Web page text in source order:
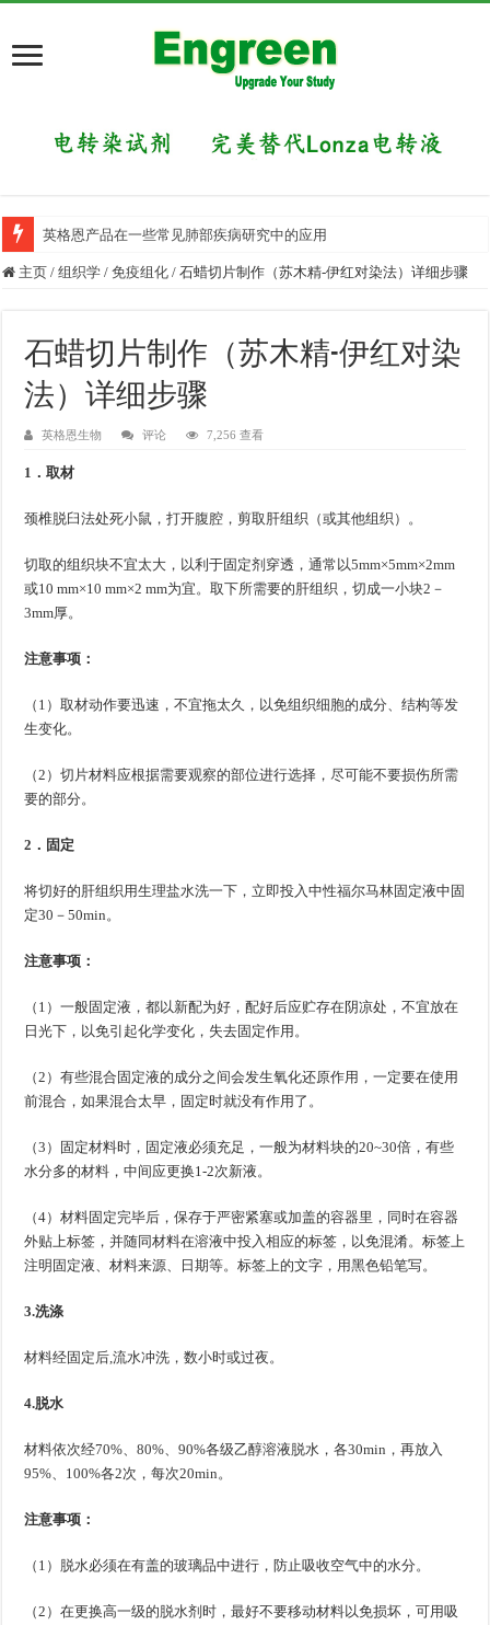
英格恩产品在一些常见肺部疾病研究中的应用
主页 / 组织学 / 免疫组化 / 石蜡切片制作（苏木精-伊红对染法）详细步骤
石蜡切片制作（苏木精-伊红对染
法）详细步骤
英格恩生物 评论 7,256 查看
1．取材
颈椎脱臼法处死小鼠，打开腹腔，剪取肝组织（或其他组织）。
切取的组织块不宜太大，以利于固定剂穿透，通常以5mm×5mm×2mm
或10 mm×10 mm×2 mm为宜。取下所需要的肝组织，切成一小块2－
3mm厚。
注意事项：
（1）取材动作要迅速，不宜拖太久，以免组织细胞的成分、结构等发
生变化。
（2）切片材料应根据需要观察的部位进行选择，尽可能不要损伤所需
要的部分。
2．固定
将切好的肝组织用生理盐水洗一下，立即投入中性福尔马林固定液中固
定30－50min。
注意事项：
（1）一般固定液，都以新配为好，配好后应贮存在阴凉处，不宜放在
日光下，以免引起化学变化，失去固定作用。
（2）有些混合固定液的成分之间会发生氧化还原作用，一定要在使用
前混合，如果混合太早，固定时就没有作用了。
（3）固定材料时，固定液必须充足，一般为材料块的20~30倍，有些
水分多的材料，中间应更换1-2次新液。
（4）材料固定完毕后，保存于严密紧塞或加盖的容器里，同时在容器
外贴上标签，并随同材料在溶液中投入相应的标签，以免混淆。标签上
注明固定液、材料来源、日期等。标签上的文字，用黑色铅笔写。
3.洗涤
材料经固定后,流水冲洗，数小时或过夜。
4.脱水
材料依次经70%、80%、90%各级乙醇溶液脱水，各30min，再放入
95%、100%各2次，每次20min。
注意事项：
（1）脱水必须在有盖的玻璃品中进行，防止吸收空气中的水分。
（2）在更换高一级的脱水剂时，最好不要移动材料以免损坏，可用吸